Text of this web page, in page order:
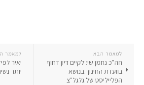
למאמר
יאיר
יותר
למאמר הבא
חה"כ נחמן שי: לקיים דיון דחוף
בוועדת החינוך בנושא
הפלייליסט של גלגל"צ